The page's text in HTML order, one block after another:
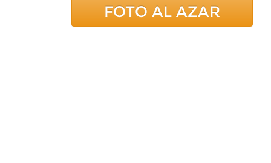
FOTO AL AZAR